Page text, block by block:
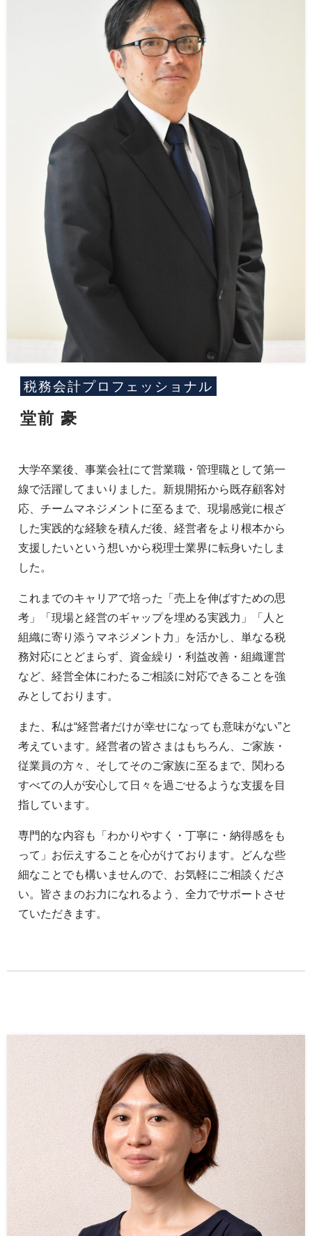
税務会計プロフェッショナル
堂前 豪
大学卒業後、事業会社にて営業職・管理職として第一
線で活躍してまいりました。新規開拓から既存顧客対
応、チームマネジメントに至るまで、現場感覚に根ざ
した実践的な経験を積んだ後、経営者をより根本から
支援したいという想いから税理士業界に転身いたしま
した。
これまでのキャリアで培った「売上を伸ばすための思
考」「現場と経営のギャップを埋める実践力」「人と
組織に寄り添うマネジメント力」を活かし、単なる税
務対応にとどまらず、資金繰り・利益改善・組織運営
など、経営全体にわたるご相談に対応できることを強
みとしております。
また、私は“経営者だけが幸せになっても意味がない”と
考えています。経営者の皆さまはもちろん、ご家族・
従業員の方々、そしてそのご家族に至るまで、関わる
すべての人が安心して日々を過ごせるような支援を目
指しています。
専門的な内容も「わかりやすく・丁寧に・納得感をも
って」お伝えすることを心がけております。どんな些
細なことでも構いませんので、お気軽にご相談くださ
い。皆さまのお力になれるよう、全力でサポートさせ
ていただきます。